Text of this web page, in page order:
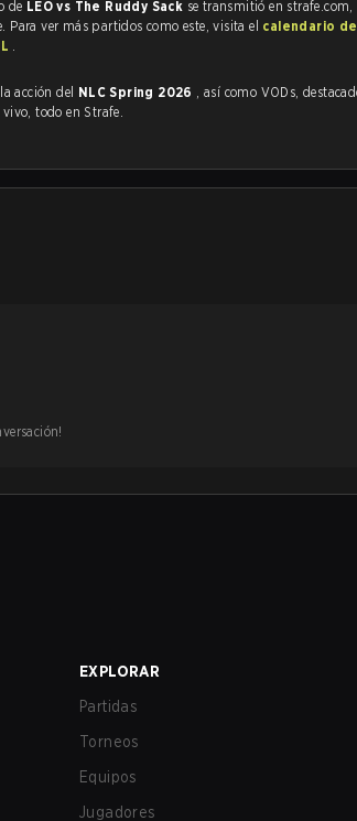
de LEO vs The Ruddy Sack se transmitió en strafe.com,
Para ver más partidos como este, visita el calendario de
.
acción del NLC Spring 2026 , así como VODs, destacados y
todo en Strafe.
EXPLORAR
Partidas
Torneos
Equipos
Jugadores